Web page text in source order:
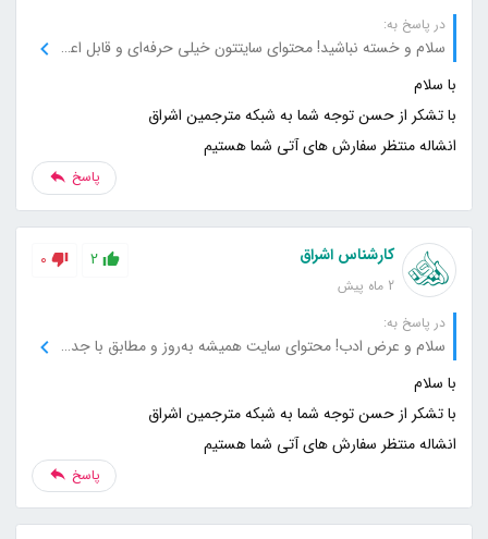
در پاسخ به:
سلام و خسته نباشید! محتوای سایتتون خیلی حرفه‌ای و قابل اعتماد بود. نکات کاربردی و جزئیات دقیقی که گفتید واقعا به کارم اومد. از نویسندگان سایت خیلی ممنونم که اینقدر دقیق و با اطلاعات کامل کار کردن.
انشاله منتظر سفارش های آتی شما هستیم
پاسخ
کارشناس اشراق
2 ماه پیش
2
0
در پاسخ به:
سلام و عرض ادب! محتوای سایت همیشه به‌روز و مطابق با جدیدترین اطلاعاته. خوشحالم که سایت شما رو پیدا کردم، هر بار که میام سراغ سایت، اطلاعات جدید و مفیدی پیدا می‌کنم.
انشاله منتظر سفارش های آتی شما هستیم
پاسخ